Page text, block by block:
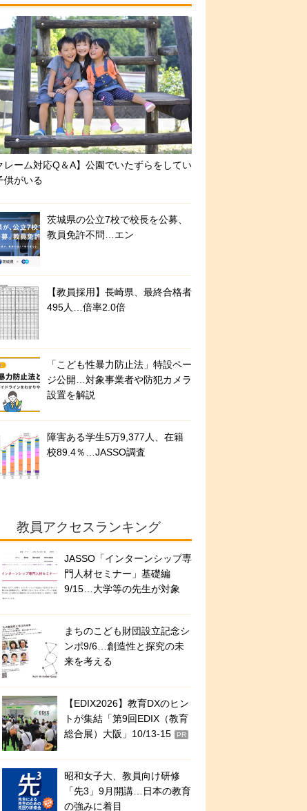
レーム対応Q＆A】公園でいたずらをしてい
供がいる
茨城県の公立7校で校長を公募、
教員免許不問…エン
【教員採用】長崎県、最終合格者
495人…倍率2.0倍
「こども性暴力防止法」特設ペー
ジ公開…対象事業者や防犯カメラ
設置を解説
障害ある学生5万9,377人、在籍
校89.4％…JASSO調査
教員アクセスランキング
JASSO「インターンシップ専
門人材セミナー」基礎編
9/15…大学等の先生が対象
まちのこども財団設立記念シ
ンポ9/6…創造性と探究の未
来を考える
【EDIX2026】教育DXのヒン
トが集結「第9回EDIX（教育
総合展）大阪」10/13-15
PR
昭和女子大、教員向け研修
「先3」9月開講…日本の教育
の強みに着目